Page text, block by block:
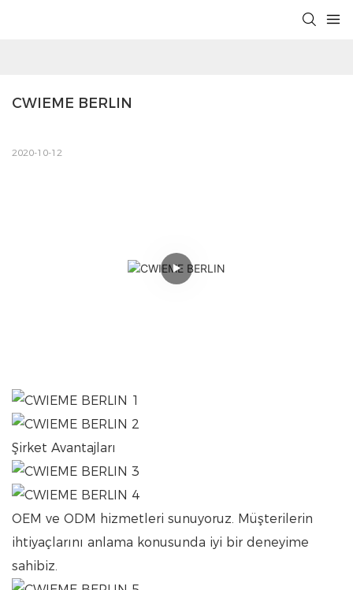
CWIEME BERLIN
2020-10-12
Şirket Avantajları
OEM ve ODM hizmetleri sunuyoruz. Müşterilerin
ihtiyaçlarını anlama konusunda iyi bir deneyime
sahibiz.